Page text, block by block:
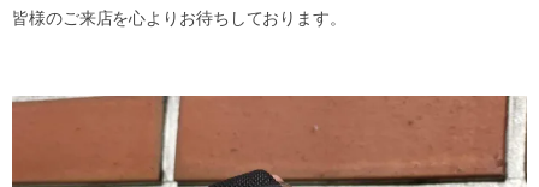
皆様のご来店を心よりお待ちしております。